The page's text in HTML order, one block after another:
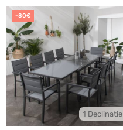
-80€
1 Declinatie